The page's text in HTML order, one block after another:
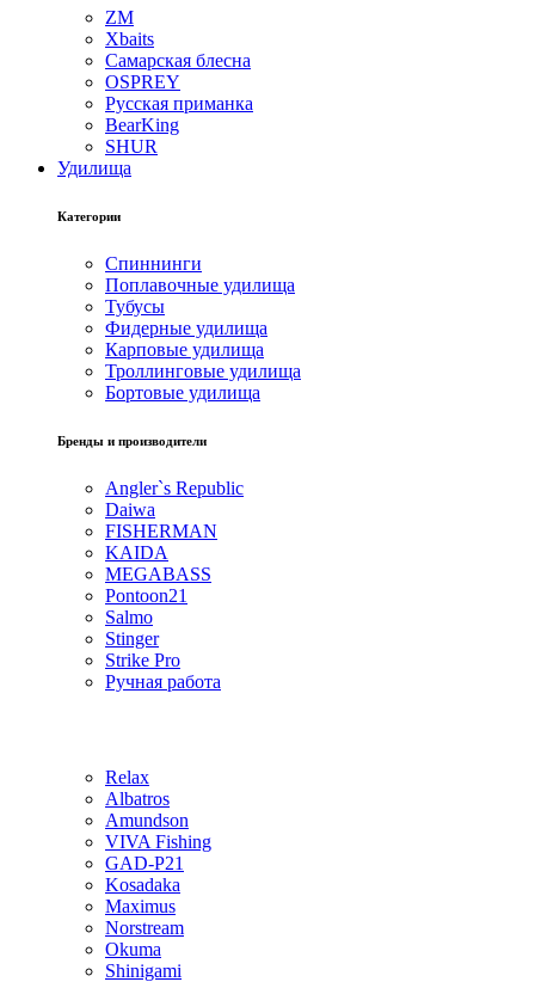
ZM
Xbaits
Самарская блесна
OSPREY
Русская приманка
BearKing
SHUR
Удилища
Категории
Спиннинги
Поплавочные удилища
Тубусы
Фидерные удилища
Карповые удилища
Троллинговые удилища
Бортовые удилища
Бренды и производители
Angler`s Republic
Daiwa
FISHERMAN
KAIDA
MEGABASS
Pontoon21
Salmo
Stinger
Strike Pro
Ручная работа
Relax
Albatros
Amundson
VIVA Fishing
GAD-P21
Kosadaka
Maximus
Norstream
Okuma
Shinigami